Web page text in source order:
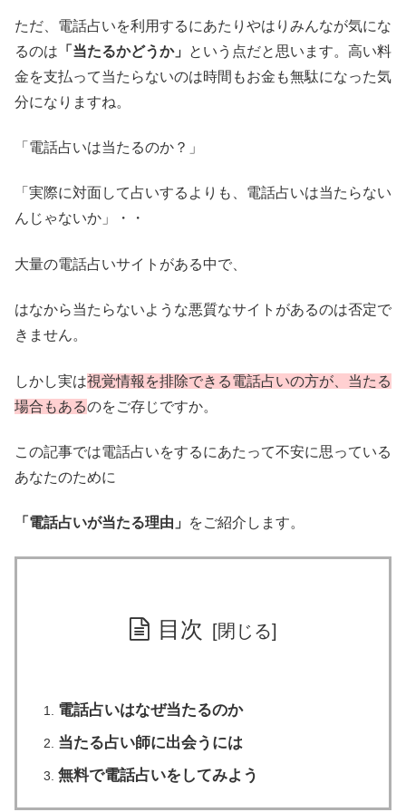
ただ、電話占いを利用するにあたりやはりみんなが気にな
るのは 「当たるかどうか」
という点だと思います。高い料
金を支払って当たらないのは時間もお金も無駄になった気
分になりますね。
「電話占いは当たるのか？」
「実際に対面して占いするよりも、電話占いは当たらない
んじゃないか」・・
大量の電話占いサイトがある中で、
はなから当たらないような悪質なサイトがあるのは否定で
きません。
しかし実は視覚情報を排除できる電話占いの方が、当たる
場合もあるのをご存じですか。
この記事では電話占いをするにあたって不安に思っている
あなたのために
「電話占いが当たる理由」 をご紹介します。
目次
電話占いはなぜ当たるのか
当たる占い師に出会うには
無料で電話占いをしてみよう